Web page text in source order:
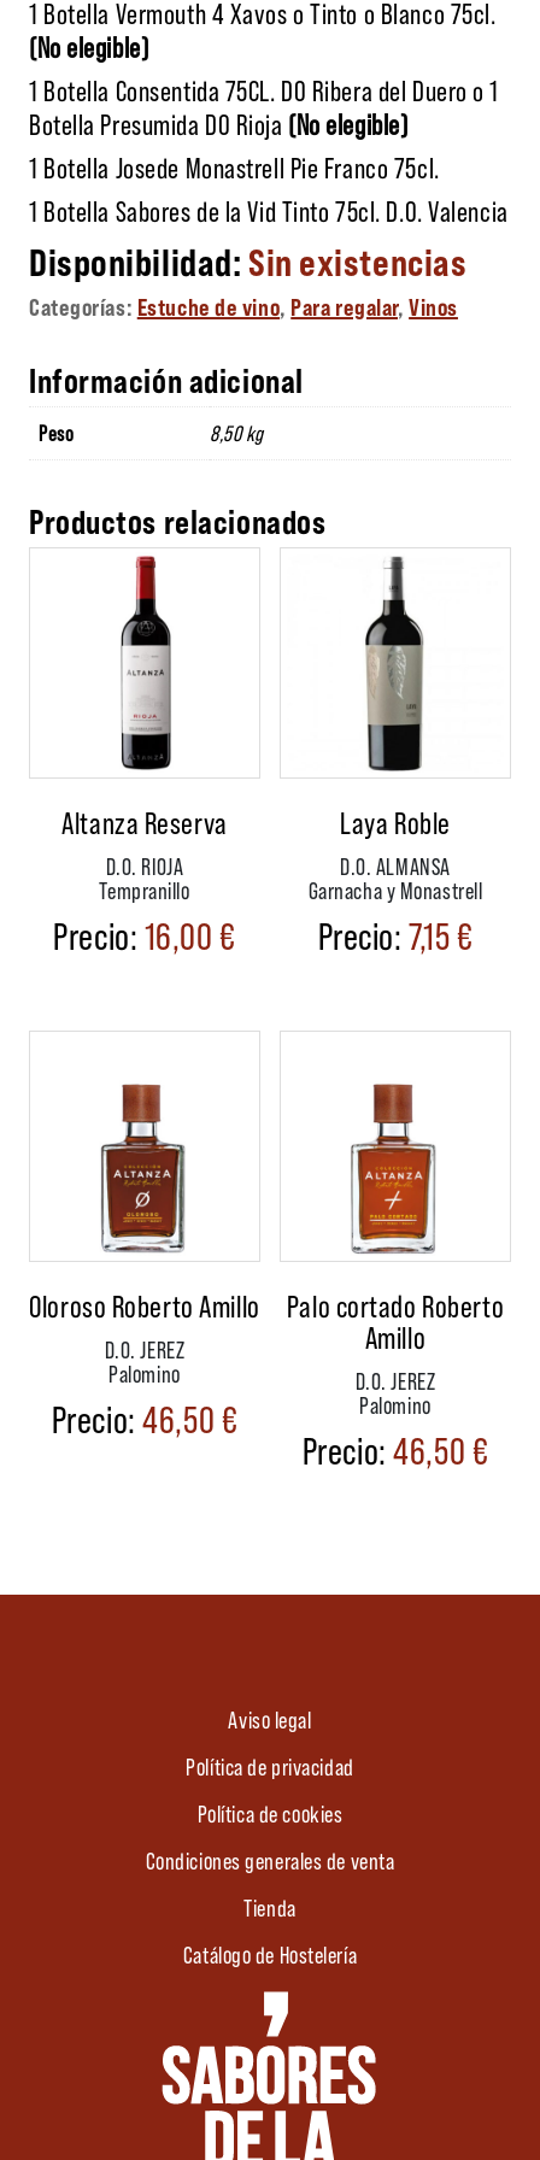
1 Botella Vermouth 4 Xavos o Tinto o Blanco 75cl.
(No elegible)
1 Botella Consentida 75CL. DO Ribera del Duero o 1
Botella Presumida DO Rioja (No elegible)
1 Botella Josede Monastrell Pie Franco 75cl.
1 Botella Sabores de la Vid Tinto 75cl. D.O. Valencia
Sin existencias
Categorías: Estuche de vino, Para regalar,Vinos
Información adicional
Peso 8,50 kg
Productos relacionados
Altanza Reserva
D.O. RIOJA
Tempranillo
16,00€
Laya Roble
D.O. ALMANSA
Garnacha y Monastrell
7,15€
Oloroso Roberto Amillo
D.O. JEREZ
Palomino
46,50€
Palo cortado Roberto
Amillo
D.O. JEREZ
Palomino
46,50€
Aviso legal
Política de privacidad
Política de cookies
Condiciones generales de venta
Tienda
Catálogo de Hostelería